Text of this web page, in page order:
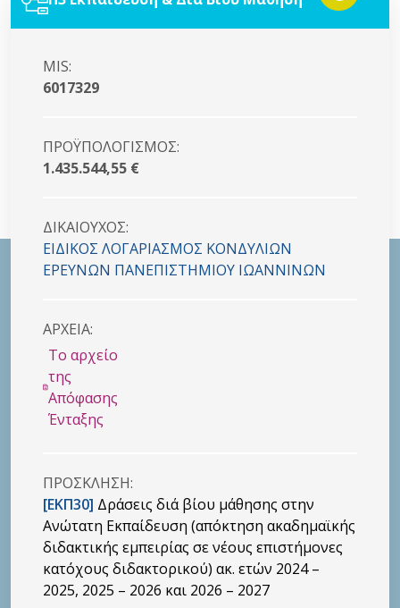
MIS:
6017329
ΠΡΟΫΠΟΛΟΓΙΣΜΟΣ:
1.435.544,55 €
ΔΙΚΑΙΟYΧΟΣ:
ΕΙΔΙΚΟΣ ΛΟΓΑΡΙΑΣΜΟΣ ΚΟΝΔYΛΙΩΝ
ΕΡΕΥΝΩΝ ΠΑΝΕΠΙΣΤΗΜΙΟΥ ΙΩΑΝΝΙΝΩΝ
ΑΡΧΕΙΑ:
Το αρχείο
της
Απόφασης
Ένταξης
ΠΡΟΣΚΛHΣΗ:
[ΕΚΠ30] Δράσεις διά βίου μάθησης στην
Ανώτατη Εκπαίδευση (απόκτηση ακαδημαϊκής
διδακτικής εμπειρίας σε νέους επιστήμονες
κατόχους διδακτορικού) ακ. ετών 2024 –
2025, 2025 – 2026 και 2026 – 2027